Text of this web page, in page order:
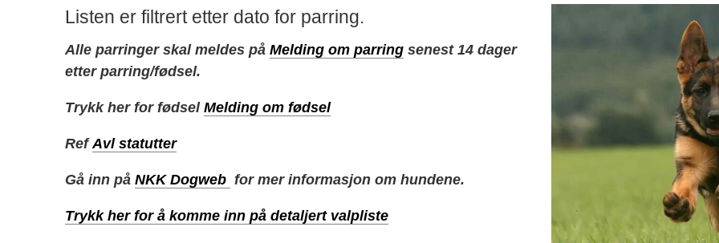
Listen er filtrert etter dato for parring.
Alle parringer skal meldes på Melding om parringsenest 14 dager
etter parring/fødsel.
Trykk her for fødsel Melding om fødsel
RefAvl statutter
Gå inn på NKK Dogweb for mer informasjon om hundene.
Trykk her for å komme inn på detaljert valpliste